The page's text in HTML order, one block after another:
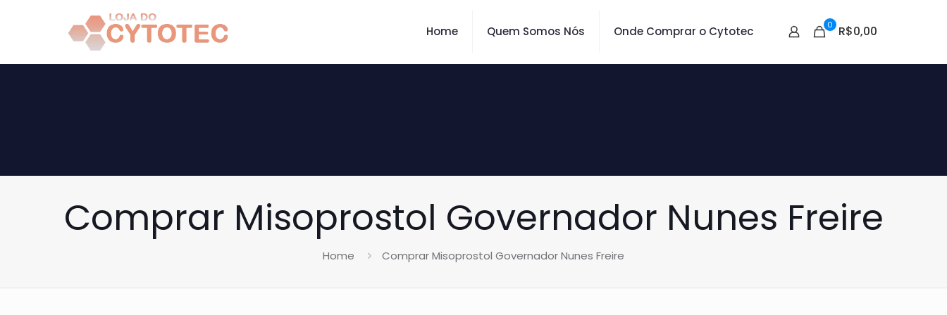
Home Quem Somos Nós Onde Comprar o Cytotec 0 R$0,00
Comprar Misoprostol Governador Nunes Freire
Home Comprar Misoprostol Governador Nunes Freire